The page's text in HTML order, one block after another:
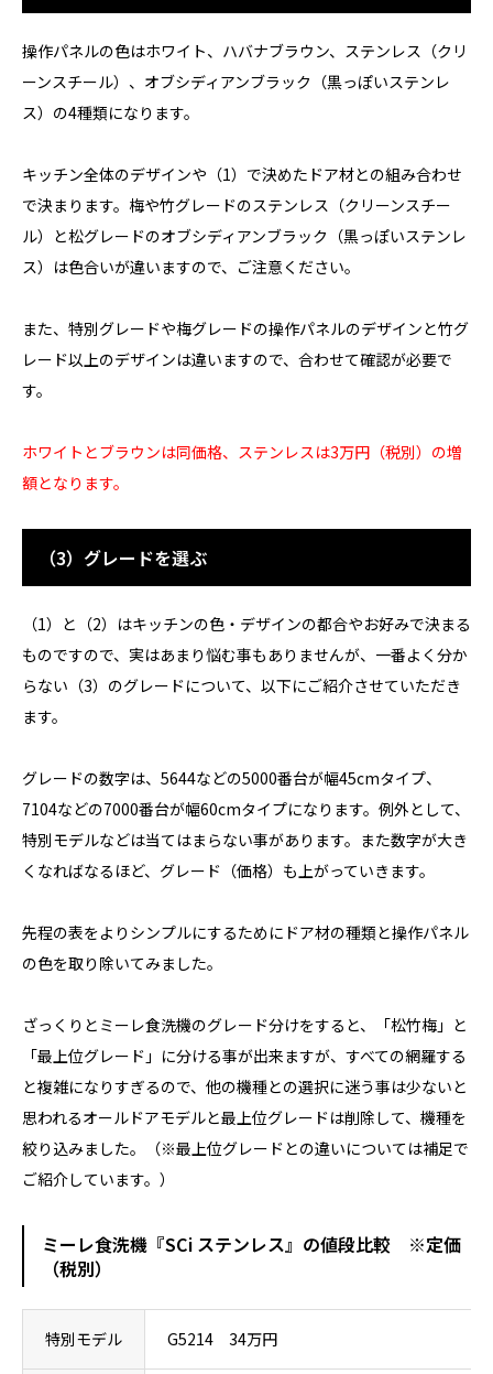
操作パネルの色はホワイト、ハバナブラウン、ステンレス（クリ
ーンスチール）、オブシディアンブラック（黒っぽいステンレ
ス）の4種類になります。
キッチン全体のデザインや（1）で決めたドア材との組み合わせ
で決まります。梅や竹グレードのステンレス（クリーンスチー
ル）と松グレードのオブシディアンブラック（黒っぽいステンレ
ス）は色合いが違いますので、ご注意ください。
また、特別グレードや梅グレードの操作パネルのデザインと竹グ
レード以上のデザインは違いますので、合わせて確認が必要で
す。
ホワイトとブラウンは同価格、ステンレスは3万円（税別）の増
額となります。
（3）グレードを選ぶ
（1）と（2）はキッチンの色・デザインの都合やお好みで決まる
ものですので、実はあまり悩む事もありませんが、一番よく分か
らない（3）のグレードについて、以下にご紹介させていただき
ます。
グレードの数字は、5644などの5000番台が幅45cmタイプ、
7104などの7000番台が幅60cmタイプになります。例外として、
特別モデルなどは当てはまらない事があります。また数字が大き
くなればなるほど、グレード（価格）も上がっていきます。
先程の表をよりシンプルにするためにドア材の種類と操作パネル
の色を取り除いてみました。
ざっくりとミーレ食洗機のグレード分けをすると、「松竹梅」と
「最上位グレード」に分ける事が出来ますが、すべての網羅する
と複雑になりすぎるので、他の機種との選択に迷う事は少ないと
思われるオールドアモデルと最上位グレードは削除して、機種を
絞り込みました。（※最上位グレードとの違いについては補足で
ご紹介しています。）
ミーレ食洗機『SCi ステンレス』の値段比較 ※定価
（税別）
特別モデル G5214 34万円